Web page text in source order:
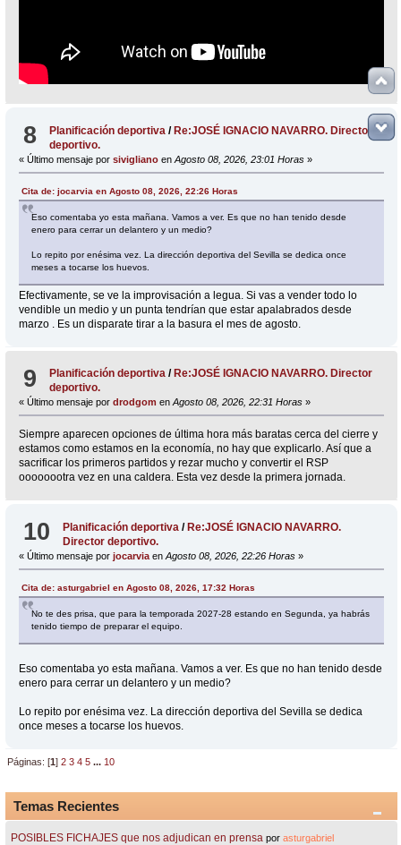
8 Planificación deportiva /Re:JOSÉ IGNACIO NAVARRO. Director
deportivo.
« Último mensaje por sivigliano enAgosto 08, 2026, 23:01 Horas»
Cita de: jocarvia en Agosto 08, 2026, 22:26 Horas
Eso comentaba yo esta mañana. Vamos a ver. Es que no han tenido desde
enero para cerrar un delantero y un medio?
Lo repito por enésima vez. La dirección deportiva del Sevilla se dedica once
meses a tocarse los huevos.
Efectivamente, se ve la improvisación a legua. Si vas a vender todo lo
vendible un medio y un punta tendrían que estar apalabrados desde
marzo . Es un disparate tirar a la basura el mes de agosto.
9 Planificación deportiva / Re:JOSÉ IGNACIO NAVARRO. Director
deportivo.
« Último mensaje por drodgom enAgosto 08, 2026, 22:31 Horas»
Siempre aparecen opciones de última hora más baratas cerca del cierre y
estamos como estamos en la economía, no hay que explicarlo. Así que a
sacrificar los primeros partidos y rezar mucho y convertir el RSP
oooooootra vez en una caldera. Esta vez desde la primera jornada.
10 Planificación deportiva /Re:JOSÉ IGNACIO NAVARRO.
Director deportivo.
« Último mensaje por jocarvia enAgosto 08, 2026, 22:26 Horas»
Cita de: asturgabriel en Agosto 08, 2026, 17:32 Horas
No te des prisa, que para la temporada 2027-28 estando en Segunda, ya habrás
tenido tiempo de preparar el equipo.
Eso comentaba yo esta mañana. Vamos a ver. Es que no han tenido desde
enero para cerrar un delantero y un medio?
Lo repito por enésima vez. La dirección deportiva del Sevilla se dedica
once meses a tocarse los huevos.
Páginas: [1]2 3 4 5 ... 10
Temas Recientes
POSIBLES FICHAJES que nos adjudican en prensa porasturgabriel